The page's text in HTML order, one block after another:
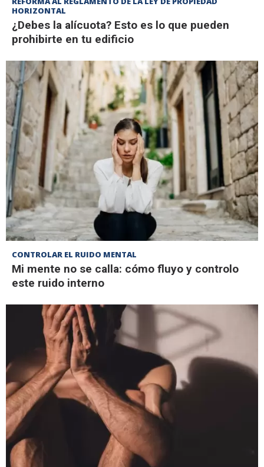
HORIZONTAL
¿Debes la alícuota? Esto es lo que pueden
prohibirte en tu edificio
CONTROLAR EL RUIDO MENTAL
Mi mente no se calla: cómo fluyo y controlo
este ruido interno